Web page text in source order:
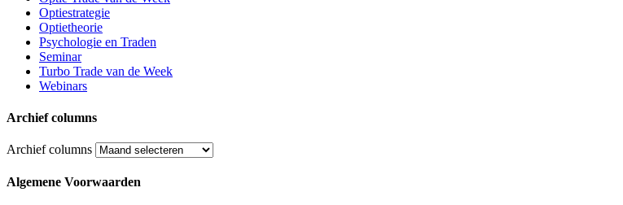
Optiestrategie
Optietheorie
Psychologie en Traden
Seminar
Turbo Trade van de Week
Webinars
Archief columns
Archief columns
Algemene Voorwaarden